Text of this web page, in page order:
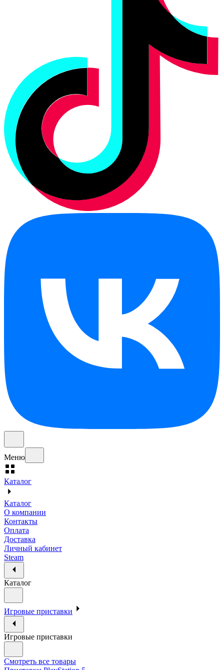
Меню
Каталог
Каталог
О компании
Контакты
Оплата
Доставка
Личный кабинет
Steam
Каталог
Игровые приставки
Игровые приставки
Смотреть все товары